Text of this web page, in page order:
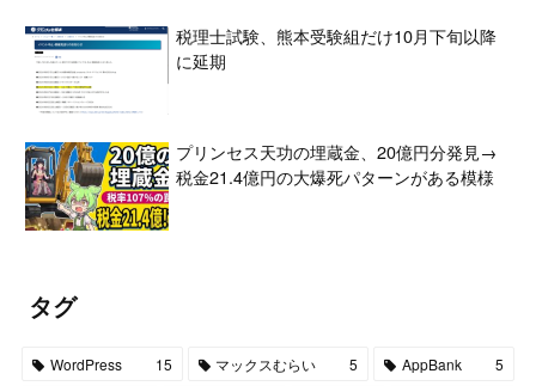
税理士試験、熊本受験組だけ10月下旬以降
に延期
プリンセス天功の埋蔵金、20億円分発見→
税金21.4億円の大爆死パターンがある模様
タグ
WordPress 15 マックスむらい 5 AppBank
5